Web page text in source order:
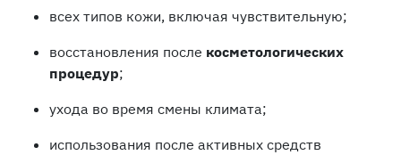
всех типов кожи, включая чувствительную;
восстановления после косметологических
процедур;
ухода во время смены климата;
использования после активных средств